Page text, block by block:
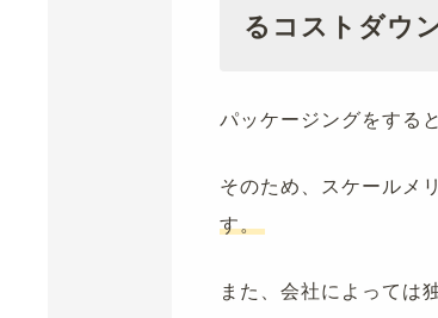
るコストダウ
パッケージングをする
そのため、スケールメ
す。
また、会社によっては